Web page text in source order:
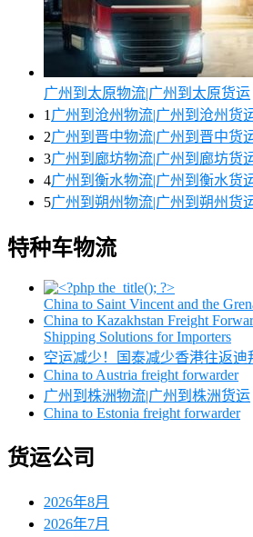
广州到太原物流|广州到太原货运
1广州到沧州物流|广州到沧州货
2广州到晋中物流|广州到晋中货
3广州到廊坊物流|广州到廊坊货
4广州到衡水物流|广州到衡水货
5广州到朔州物流|广州到朔州货
特种车物流
China to Saint Vincent and the
China to Kazakhstan Freight
Shipping Solutions for Importers
空运减少！国泰减少香港往返迪
China to Austria freight forwarder
广州到株洲物流|广州到株洲货运
China to Estonia freight forwarder
货运公司
2026年8月
2026年7月